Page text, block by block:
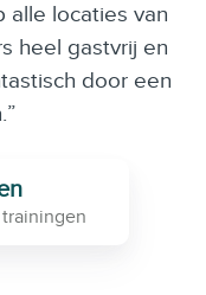
alle locaties van
heel gastvrij en
door een